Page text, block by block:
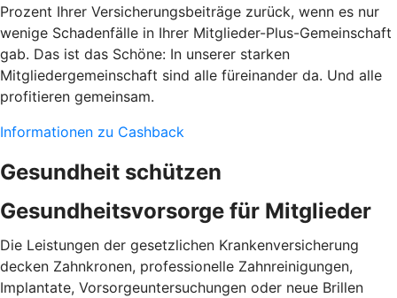
Prozent Ihrer Versicherungsbeiträge zurück, wenn es nur
wenige Schadenfälle in Ihrer Mitglieder-Plus-Gemeinschaft
gab. Das ist das Schöne: In unserer starken
Mitgliedergemeinschaft sind alle füreinander da. Und alle
profitieren gemeinsam.
Informationen zu Cashback
Gesundheit schützen
Gesundheitsvorsorge für Mitglieder
Die Leistungen der gesetzlichen Krankenversicherung
decken Zahnkronen, professionelle Zahnreinigungen,
Implantate, Vorsorgeuntersuchungen oder neue Brillen